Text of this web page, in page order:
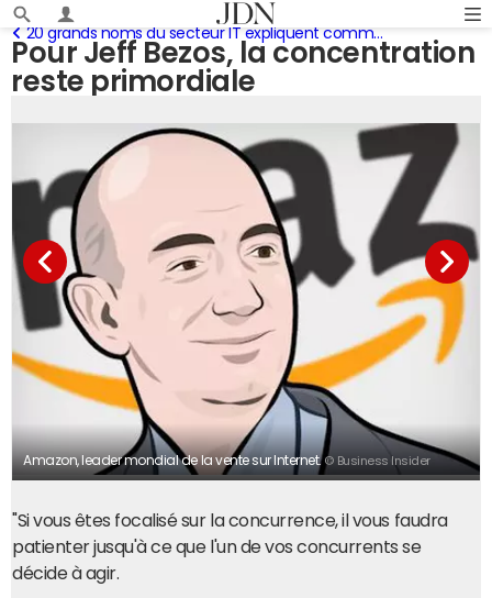
Pour Jeff Bezos, la concentration
reste primordiale
20 grands noms du secteur IT expliquent comment ils sont parvenus au sommet
Amazon, leader mondial de la vente sur Internet.© Business Insider
"Si vous êtes focalisé sur la concurrence, il vous faudra
patienter jusqu'à ce que l'un de vos concurrents se
décide à agir.